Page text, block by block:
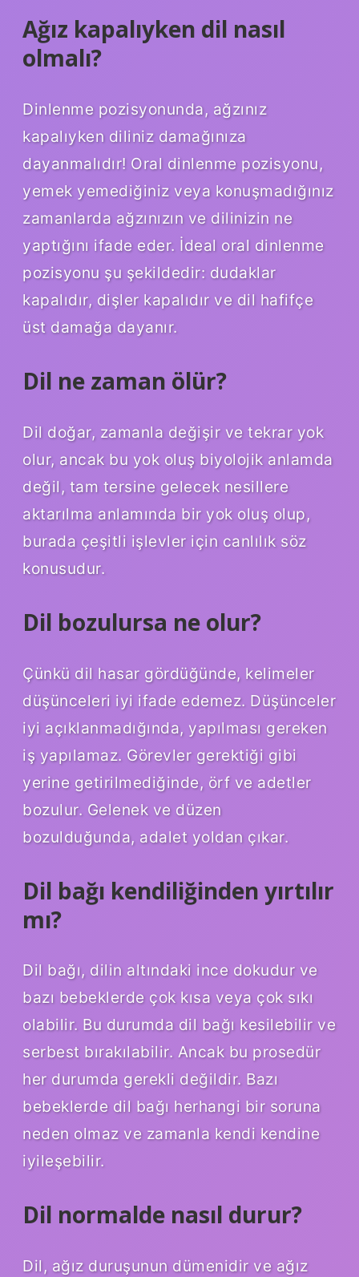
Ağız kapalıyken dil nasıl
olmalı?
Dinlenme pozisyonunda, ağzınız
kapalıyken diliniz damağınıza
dayanmalıdır! Oral dinlenme pozisyonu,
yemek yemediğiniz veya konuşmadığınız
zamanlarda ağzınızın ve dilinizin ne
yaptığını ifade eder. İdeal oral dinlenme
pozisyonu şu şekildedir: dudaklar
kapalıdır, dişler kapalıdır ve dil hafifçe
üst damağa dayanır.
Dil ne zaman ölür?
Dil doğar, zamanla değişir ve tekrar yok
olur, ancak bu yok oluş biyolojik anlamda
değil, tam tersine gelecek nesillere
aktarılma anlamında bir yok oluş olup,
burada çeşitli işlevler için canlılık söz
konusudur.
Dil bozulursa ne olur?
Çünkü dil hasar gördüğünde, kelimeler
düşünceleri iyi ifade edemez. Düşünceler
iyi açıklanmadığında, yapılması gereken
iş yapılamaz. Görevler gerektiği gibi
yerine getirilmediğinde, örf ve adetler
bozulur. Gelenek ve düzen
bozulduğunda, adalet yoldan çıkar.
Dil bağı kendiliğinden yırtılır
mı?
Dil bağı, dilin altındaki ince dokudur ve
bazı bebeklerde çok kısa veya çok sıkı
olabilir. Bu durumda dil bağı kesilebilir ve
serbest bırakılabilir. Ancak bu prosedür
her durumda gerekli değildir. Bazı
bebeklerde dil bağı herhangi bir soruna
neden olmaz ve zamanla kendi kendine
iyileşebilir.
Dil normalde nasıl durur?
Dil, ağız duruşunun dümenidir ve ağız